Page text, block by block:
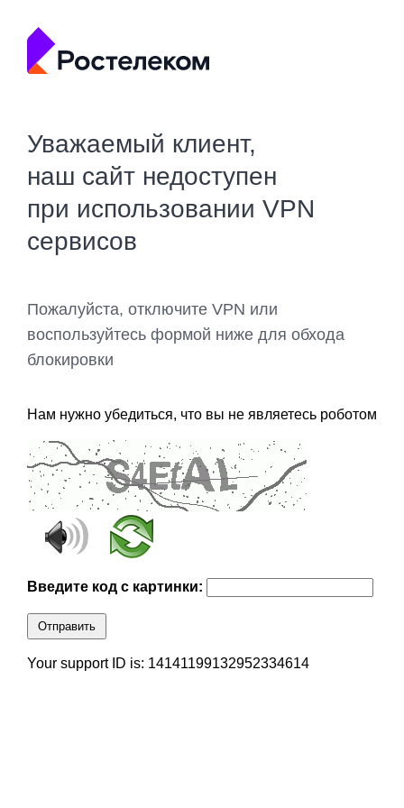
Уважаемый клиент,
наш сайт недоступен
при использовании VPN
сервисов
Пожалуйста, отключите VPN или
воспользуйтесь формой ниже для обхода
блокировки
Нам нужно убедиться, что вы не являетесь роботом
Введите код с картинки:
Отправить
Your support ID is: 14141199132952334614